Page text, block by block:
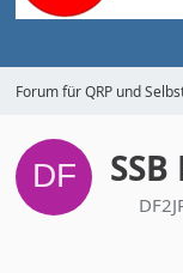
Forum für QRP und